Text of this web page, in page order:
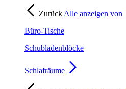
Zurück Alle anzeigen von
Büro-Tische
Schubladenblöcke
Schlafräume